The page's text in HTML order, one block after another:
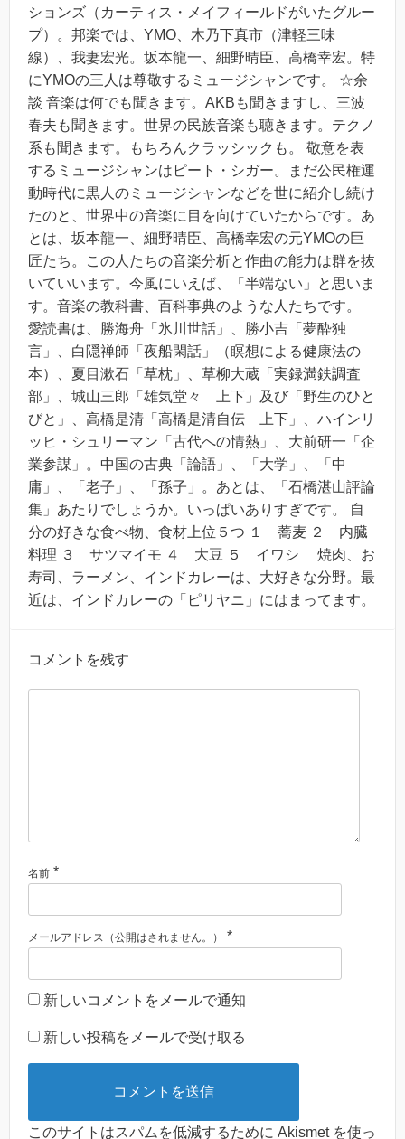
ションズ（カーティス・メイフィールドがいたグルー
プ）。邦楽では、YMO、木乃下真市（津軽三味
線）、我妻宏光。坂本龍一、細野晴臣、高橋幸宏。特
にYMOの三人は尊敬するミュージシャンです。 ☆余
談 音楽は何でも聞きます。AKBも聞きますし、三波
春夫も聞きます。世界の民族音楽も聴きます。テクノ
系も聞きます。もちろんクラッシックも。 敬意を表
するミュージシャンはピート・シガー。まだ公民権運
動時代に黒人のミュージシャンなどを世に紹介し続け
たのと、世界中の音楽に目を向けていたからです。あ
とは、坂本龍一、細野晴臣、高橋幸宏の元YMOの巨
匠たち。この人たちの音楽分析と作曲の能力は群を抜
いていいます。今風にいえば、「半端ない」と思いま
す。音楽の教科書、百科事典のような人たちです。
愛読書は、勝海舟「氷川世話」、勝小吉「夢酔独
言」、白隠禅師「夜船閑話」（瞑想による健康法の
本）、夏目漱石「草枕」、草柳大蔵「実録満鉄調査
部」、城山三郎「雄気堂々 上下」及び「野生のひと
びと」、高橋是清「高橋是清自伝 上下」、ハインリ
ッヒ・シュリーマン「古代への情熱」、大前研一「企
業参謀」。中国の古典「論語」、「大学」、「中
庸」、「老子」、「孫子」。あとは、「石橋湛山評論
集」あたりでしょうか。いっぱいありすぎです。 自
分の好きな食べ物、食材上位５つ １ 蕎麦 ２ 内臓
料理 ３ サツマイモ ４ 大豆 ５ イワシ 焼肉、お
寿司、ラーメン、インドカレーは、大好きな分野。最
近は、インドカレーの「ピリヤニ」にはまってます。
コメントを残す
名前 *
メールアドレス（公開はされません。） *
新しいコメントをメールで通知
新しい投稿をメールで受け取る
このサイトはスパムを低減するために Akismet を使っ